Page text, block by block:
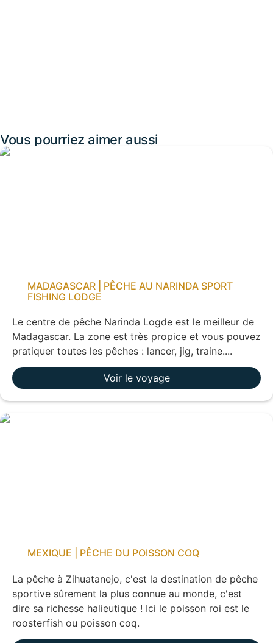
Vous pourriez aimer aussi
MADAGASCAR | PÊCHE AU NARINDA SPORT
FISHING LODGE
Le centre de pêche Narinda Logde est le meilleur de
Madagascar. La zone est très propice et vous pouvez
pratiquer toutes les pêches : lancer, jig, traine....
Voir le voyage
MEXIQUE | PÊCHE DU POISSON COQ
La pêche à Zihuatanejo, c'est la destination de pêche
sportive sûrement la plus connue au monde, c'est
dire sa richesse halieutique ! Ici le poisson roi est le
roosterfish ou poisson coq.